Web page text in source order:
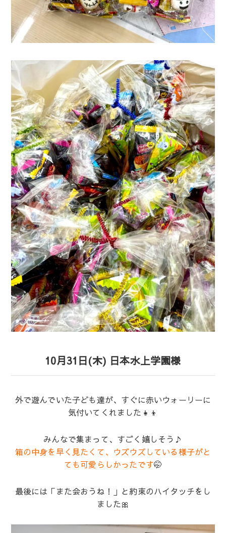
10月31日(木) 日本水上学園様
外で遊んでいた子ども達が、すぐに赤いウォーリーに
気付いてくれました👧👦
みんなで集まって、すごく嬉しそう♪
箱の中身を早く見たくて、ウズウズしている様子がと
ても可愛らしかったです🤭
最後には「また会おうね！」と約束のハイタッチをし
ました🎀